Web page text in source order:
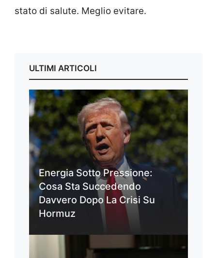
stato di salute. Meglio evitare.
ULTIMI ARTICOLI
Energia Sotto Pressione:
Cosa Sta Succedendo
Davvero Dopo La Crisi Su
Hormuz